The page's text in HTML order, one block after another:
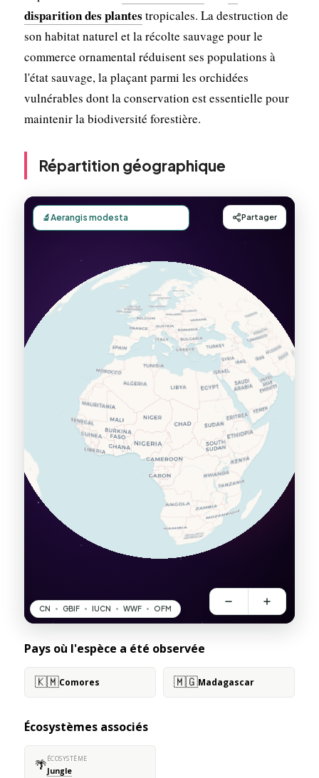
disparition des plantes tropicales. La destruction de
son habitat naturel et la récolte sauvage pour le
commerce ornamental réduisent ses populations à
l'état sauvage, la plaçant parmi les orchidées
vulnérables dont la conservation est essentielle pour
maintenir la biodiversité forestière.
Répartition géographique
Pays où l'espèce a été observée
🇰🇲Comores 🇲🇬Madagascar
Écosystèmes associés
🌴ÉCOSYSTÈME
Jungle